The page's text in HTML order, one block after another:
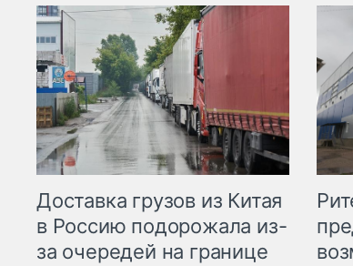
Доставка грузов из Китая
в Россию подорожала из-
за очередей на границе